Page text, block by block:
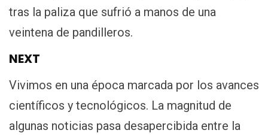
tras la paliza que sufrió a manos de una
veintena de pandilleros.
NEXT
Vivimos en una época marcada por los avances
científicos y tecnológicos. La magnitud de
algunas noticias pasa desapercibida entre la